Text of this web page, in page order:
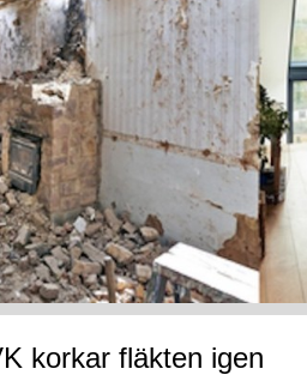
korkar fläkten igen